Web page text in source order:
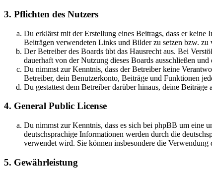
3. Pflichten des Nutzers
Du erklärst mit der Erstellung eines Beitrags, dass er keine
Beiträgen verwendeten Links und Bilder zu setzen bzw. zu
Der Betreiber des Boards übt das Hausrecht aus. Bei
dauerhaft von der Nutzung dieses Boards ausschließen
Du nimmst zur Kenntnis, dass der Betreiber keine
Betreiber, dein Benutzerkonto, Beiträge und Funktionen
Du gestattest dem Betreiber darüber hinaus, deine
4. General Public License
Du nimmst zur Kenntnis, dass es sich bei phpBB um eine
deutschsprachige Informationen werden durch die
verwendet wird. Sie können insbesondere die
5. Gewährleistung